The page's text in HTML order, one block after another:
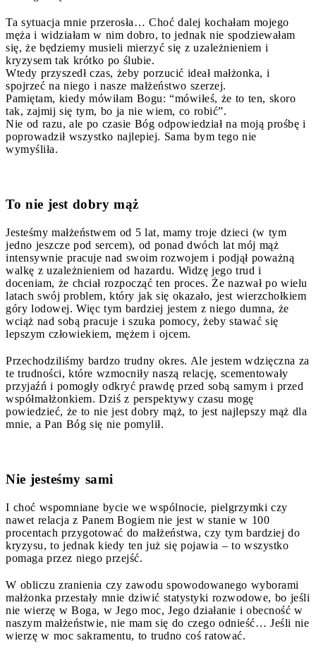
Ta sytuacja mnie przerosła… Choć dalej kochałam mojego
męża i widziałam w nim dobro, to jednak nie spodziewałam
się, że będziemy musieli mierzyć się z uzależnieniem i
kryzysem tak krótko po ślubie.
Wtedy przyszedł czas, żeby porzucić ideał małżonka, i
spojrzeć na niego i nasze małżeństwo szerzej.
Pamiętam, kiedy mówiłam Bogu: “mówiłeś, że to ten, skoro
tak, zajmij się tym, bo ja nie wiem, co robić”.
Nie od razu, ale po czasie Bóg odpowiedział na moją prośbę i
poprowadził wszystko najlepiej. Sama bym tego nie
wymyśliła.
To nie jest dobry mąż
Jesteśmy małżeństwem od 5 lat, mamy troje dzieci (w tym
jedno jeszcze pod sercem), od ponad dwóch lat mój mąż
intensywnie pracuje nad swoim rozwojem i podjął poważną
walkę z uzależnieniem od hazardu. Widzę jego trud i
doceniam, że chciał rozpocząć ten proces. Że nazwał po wielu
latach swój problem, który jak się okazało, jest wierzchołkiem
góry lodowej. Więc tym bardziej jestem z niego dumna, że
wciąż nad sobą pracuje i szuka pomocy, żeby stawać się
lepszym człowiekiem, mężem i ojcem.
Przechodziliśmy bardzo trudny okres. Ale jestem wdzięczna za
te trudności, które wzmocniły naszą relację, scementowały
przyjaźń i pomogły odkryć prawdę przed sobą samym i przed
współmałżonkiem. Dziś z perspektywy czasu mogę
powiedzieć, że to nie jest dobry mąż, to jest najlepszy mąż dla
mnie, a Pan Bóg się nie pomylił.
Nie jesteśmy sami
I choć wspomniane bycie we wspólnocie, pielgrzymki czy
nawet relacja z Panem Bogiem nie jest w stanie w 100
procentach przygotować do małżeństwa, czy tym bardziej do
kryzysu, to jednak kiedy ten już się pojawia – to wszystko
pomaga przez niego przejść.
W obliczu zranienia czy zawodu spowodowanego wyborami
małżonka przestały mnie dziwić statystyki rozwodowe, bo jeśli
nie wierzę w Boga, w Jego moc, Jego działanie i obecność w
naszym małżeństwie, nie mam się do czego odnieść… Jeśli nie
wierzę w moc sakramentu, to trudno coś ratować.